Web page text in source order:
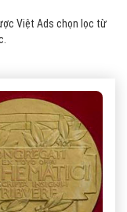
Việt Ads chọn lọc từ